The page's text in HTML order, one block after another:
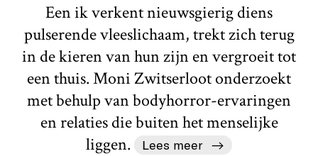
Een ik verkent nieuwsgierig diens
pulserende vleeslichaam, trekt zich terug
in de kieren van hun zijn en vergroeit tot
een thuis. Moni Zwitserloot onderzoekt
met behulp van bodyhorror-ervaringen
en relaties die buiten het menselijke
liggen.
Lees meer